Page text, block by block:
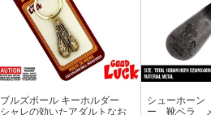
ブルズボール キーホルダー
シャレの効いたアダルトなお
シューホー
ー 靴ベラ